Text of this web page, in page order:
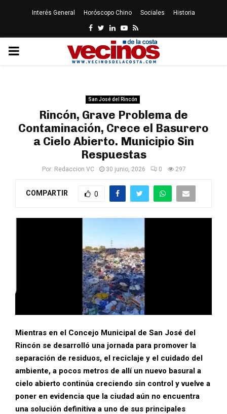
Interés General Horóscopo Chino Sociales Historia
Facebook
Twitter
LinkedinYoutube
Rss
PRIMARY
San José del Rincón
Rincón, Grave Problema de
Contaminación, Crece el Basurero
a Cielo Abierto. Municipio Sin
Respuestas
Por: Redaccion VC 30 junio, 2026 0 297
COMPARTIR 0
Mientras en el Concejo Municipal de San José del
Rincón se desarrolló una jornada para promover la
separación de residuos, el reciclaje y el cuidado del
ambiente, a pocos metros de allí un nuevo basural a
cielo abierto continúa creciendo sin control y vuelve a
poner en evidencia que la ciudad aún no encuentra
una solución definitiva a uno de sus principales